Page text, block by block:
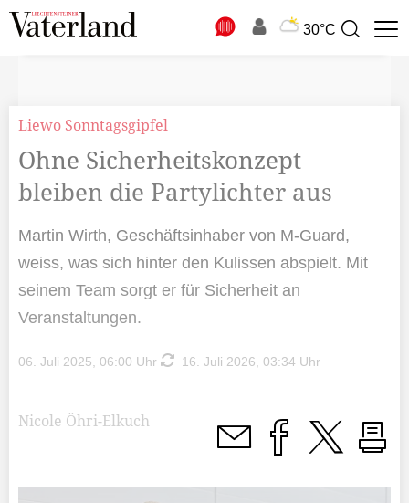
30°C
Suchbegriff
Liewo Sonntagsgipfel
Ohne Sicherheitskonzept
bleiben die Partylichter aus
Martin Wirth, Geschäftsinhaber von M-Guard,
weiss, was sich hinter den Kulissen abspielt. Mit
seinem Team sorgt er für Sicherheit an
Veranstaltungen.
06. Juli 2025, 06:00 Uhr 16. Juli 2026, 03:34 Uhr
Nicole Öhri-Elkuch